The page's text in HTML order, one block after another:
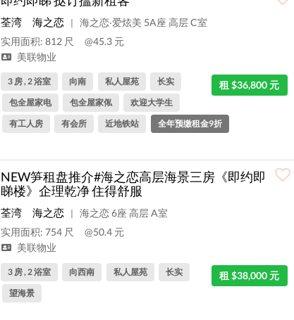
荃湾 海之恋 |
海之恋‧爱炫美 5A座 高层 C室
实用面积: 812 尺
@45.3 元
美联物业
租 $36,800 元
3 房 , 2 浴室 向南 私人屋苑
长实
包全屋家电
包全屋家俬
欢迎大学生
有工人房
有会所 近地铁站 全年预缴租金9折
NEW笋租盘推介#海之恋高层海景三房《即约即
睇楼》企理乾净 住得舒服
荃湾 海之恋 |
海之恋 6座 高层 A室
实用面积: 754 尺
@50.4 元
美联物业
租 $38,000 元
3 房 , 2 浴室 向西南 私人屋苑
长实
望海景